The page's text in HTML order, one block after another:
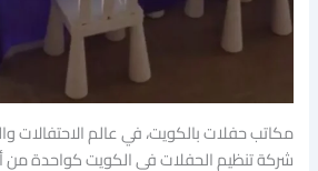
مكاتب حفلات بالكويت، في عالم الاحتفالات
شركة تنظيم الحفلات في الكويت كواحدة